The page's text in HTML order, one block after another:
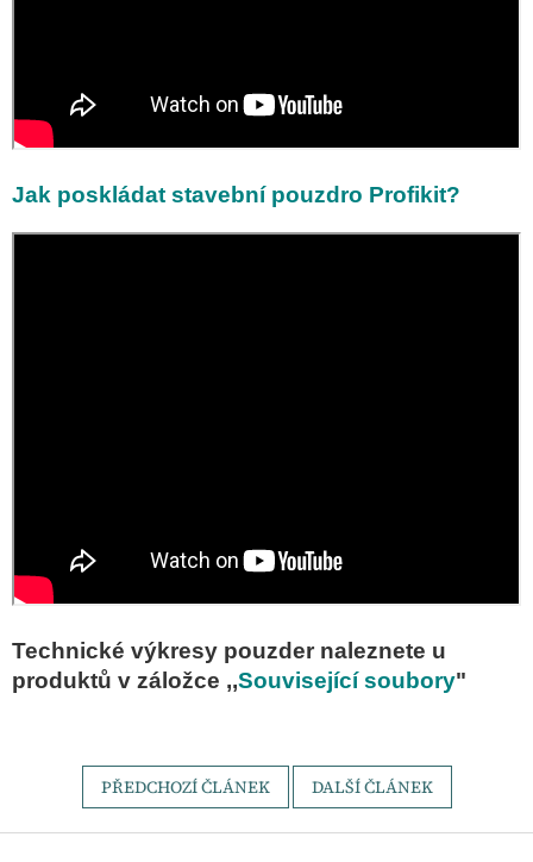
Jak poskládat stavební pouzdro Profikit?
Technické výkresy pouzder naleznete u
produktů v záložce ,,Související soubory"
PŘEDCHOZÍ ČLÁNEK DALŠÍ ČLÁNEK
Z